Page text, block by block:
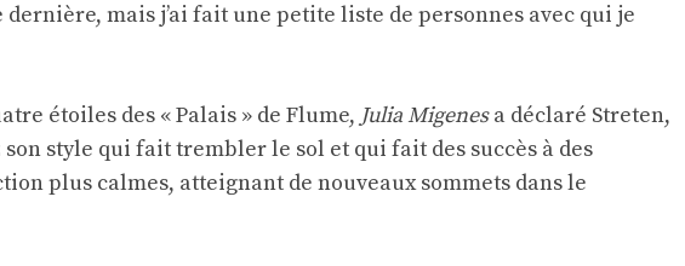
dernière, mais j’ai fait une petite liste de personnes avec qui je
étoiles des « Palais » de Flume, Julia Migenesa déclaré Streten,
son style qui fait trembler le sol et qui fait des succès à des
plus calmes, atteignant de nouveaux sommets dans le